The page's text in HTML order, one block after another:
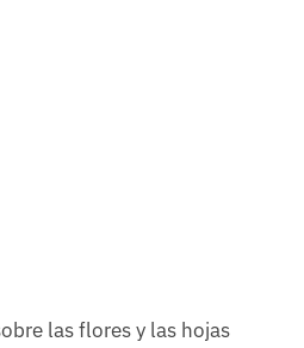
las flores y las hojas